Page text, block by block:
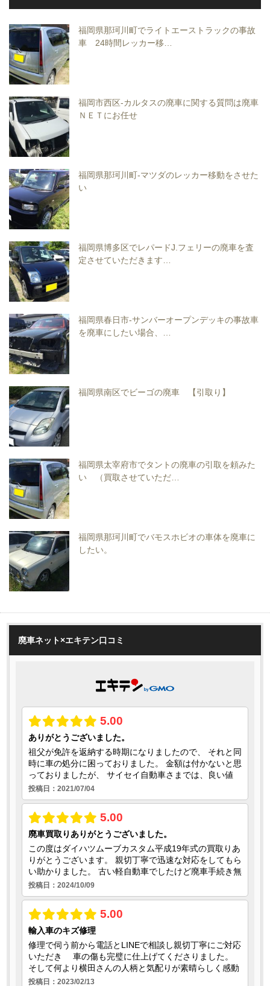
福岡県那珂川町でライトエーストラックの事故
車 24時間レッカー移…
福岡市西区-カルタスの廃車に関する質問は廃車
ＮＥＴにお任せ
福岡県那珂川町-マツダのレッカー移動をさせた
い
福岡県博多区でレパードJ.フェリーの廃車を査
定させていただきます…
福岡県春日市-サンバーオープンデッキの事故車
を廃車にしたい場合、…
福岡県南区でビーゴの廃車 【引取り】
福岡県太宰府市でタントの廃車の引取を頼みた
い （買取させていただ…
福岡県那珂川町でバモスホビオの車体を廃車に
したい。
廃車ネット×エキテン口コミ